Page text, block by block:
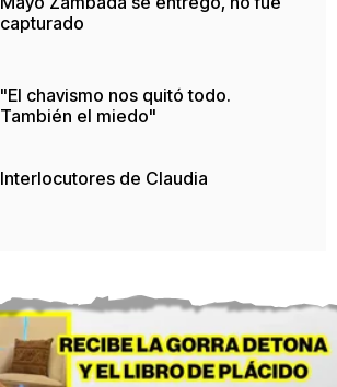
capturado
"El chavismo nos quitó todo.
También el miedo"
Interlocutores de Claudia